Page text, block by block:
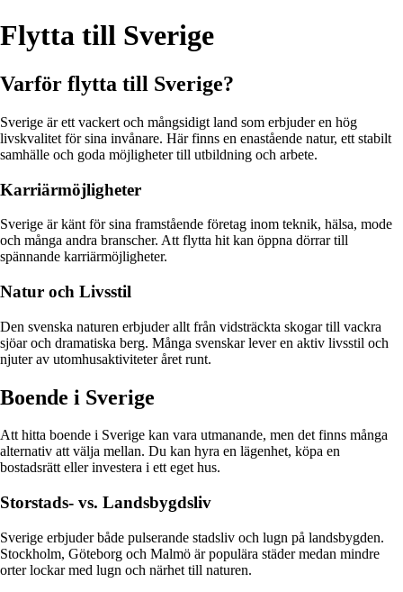
Flytta till Sverige
Varför flytta till Sverige?
Sverige är ett vackert och mångsidigt land som erbjuder en hög
livskvalitet för sina invånare. Här finns en enastående natur, ett stabilt
samhälle och goda möjligheter till utbildning och arbete.
Karriärmöjligheter
Sverige är känt för sina framstående företag inom teknik, hälsa, mode
och många andra branscher. Att flytta hit kan öppna dörrar till
spännande karriärmöjligheter.
Natur och Livsstil
Den svenska naturen erbjuder allt från vidsträckta skogar till vackra
sjöar och dramatiska berg. Många svenskar lever en aktiv livsstil och
njuter av utomhusaktiviteter året runt.
Boende i Sverige
Att hitta boende i Sverige kan vara utmanande, men det finns många
alternativ att välja mellan. Du kan hyra en lägenhet, köpa en
bostadsrätt eller investera i ett eget hus.
Storstads- vs. Landsbygdsliv
Sverige erbjuder både pulserande stadsliv och lugn på landsbygden.
Stockholm, Göteborg och Malmö är populära städer medan mindre
orter lockar med lugn och närhet till naturen.